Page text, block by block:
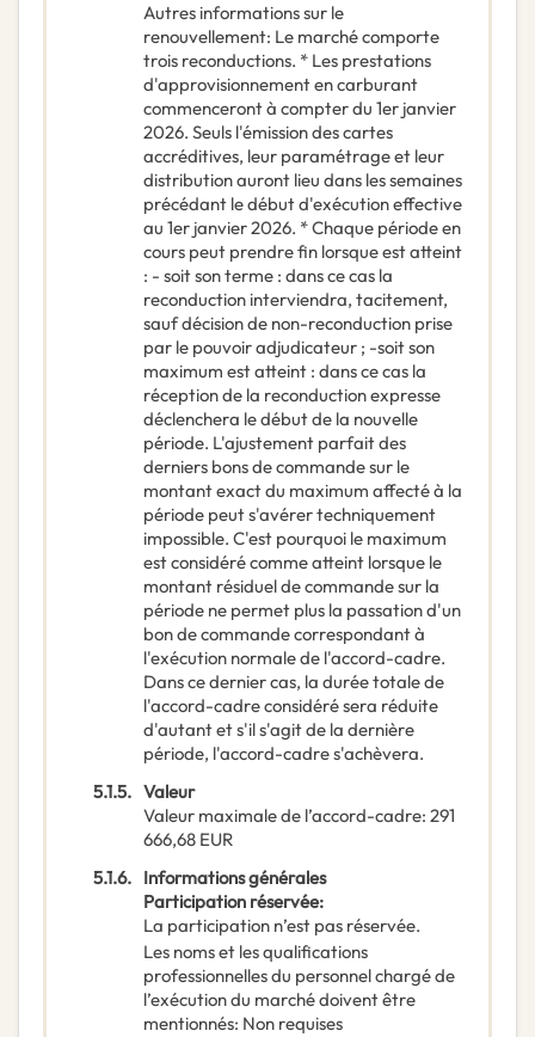
Autres informations sur le
renouvellement: Le marché comporte
trois reconductions. * Les prestations
d'approvisionnement en carburant
commenceront à compter du 1er janvier
2026. Seuls l'émission des cartes
accréditives, leur paramétrage et leur
distribution auront lieu dans les semaines
précédant le début d'exécution effective
au 1er janvier 2026. * Chaque période en
cours peut prendre fin lorsque est atteint
: - soit son terme : dans ce cas la
reconduction interviendra, tacitement,
sauf décision de non-reconduction prise
par le pouvoir adjudicateur ; -soit son
maximum est atteint : dans ce cas la
réception de la reconduction expresse
déclenchera le début de la nouvelle
période. L'ajustement parfait des
derniers bons de commande sur le
montant exact du maximum affecté à la
période peut s'avérer techniquement
impossible. C'est pourquoi le maximum
est considéré comme atteint lorsque le
montant résiduel de commande sur la
période ne permet plus la passation d'un
bon de commande correspondant à
l'exécution normale de l'accord-cadre.
Dans ce dernier cas, la durée totale de
l'accord-cadre considéré sera réduite
d'autant et s'il s'agit de la dernière
période, l'accord-cadre s'achèvera.
5.1.5. Valeur
Valeur maximale de l’accord-cadre: 291
666,68 EUR
5.1.6. Informations générales
Participation réservée:
La participation n’est pas réservée.
Les noms et les qualifications
professionnelles du personnel chargé de
l’exécution du marché doivent être
mentionnés: Non requises